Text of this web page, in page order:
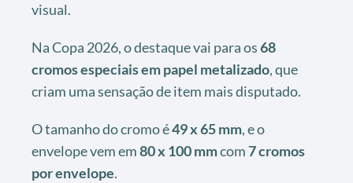
visual.
Na Copa 2026, o destaque vai para os68
cromos especiais em papel metalizado, que
criam uma sensação de item mais disputado.
O tamanho do cromo é49 x 65 mm, e o
envelope vem em80 x 100 mmcom7 cromos
por envelope.